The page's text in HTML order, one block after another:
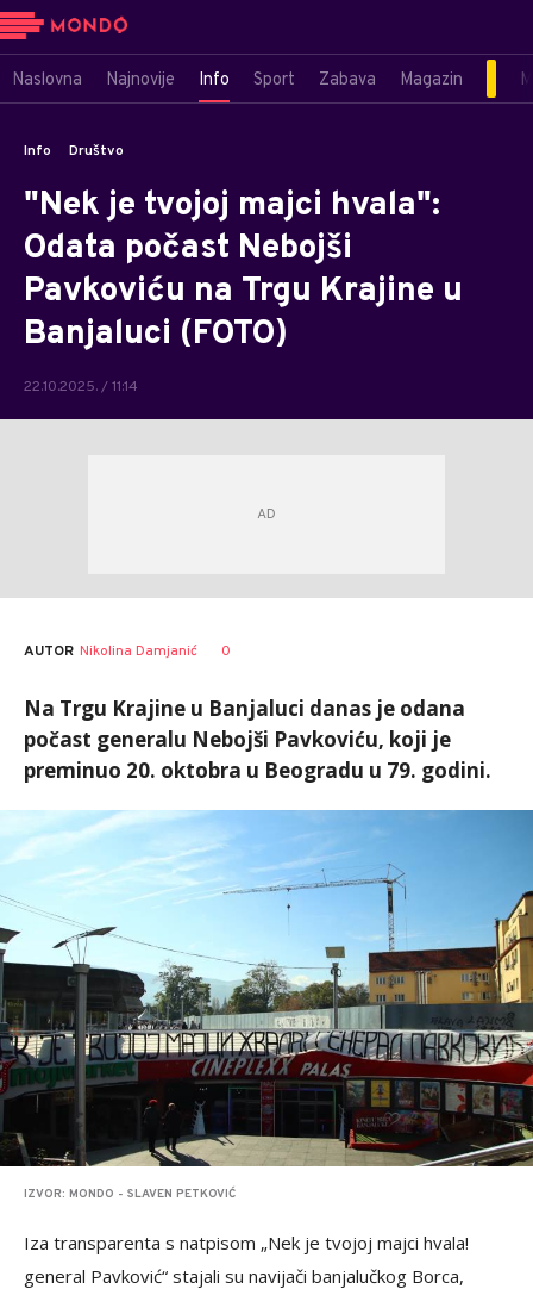
Naslovna Najnovije Info Sport Zabava Magazin
Info Društvo
"Nek je tvojoj majci hvala":
Odata počast Nebojši
Pavkoviću na Trgu Krajine u
Banjaluci (FOTO)
22.10.2025. / 11:14
AUTOR Nikolina Damjanić 0
Na Trgu Krajine u Banjaluci danas je odana
počast generalu Nebojši Pavkoviću, koji je
preminuo 20. oktobra u Beogradu u 79. godini.
IZVOR: MONDO - SLAVEN PETKOVIĆ
Iza transparenta s natpisom „Nek je tvojoj majci hvala!
general Pavković“ stajali su navijači banjalučkog Borca,